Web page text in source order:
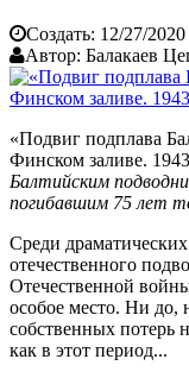
Создать: 12/27/
Автор: Балакаев
«Подвиг подплава
Финском заливе. 1943
Балтийским
погибавшим 75 лет
Среди
отечественного
Отечественной
особое место. Ни до,
собственных потерь
как в этот период...